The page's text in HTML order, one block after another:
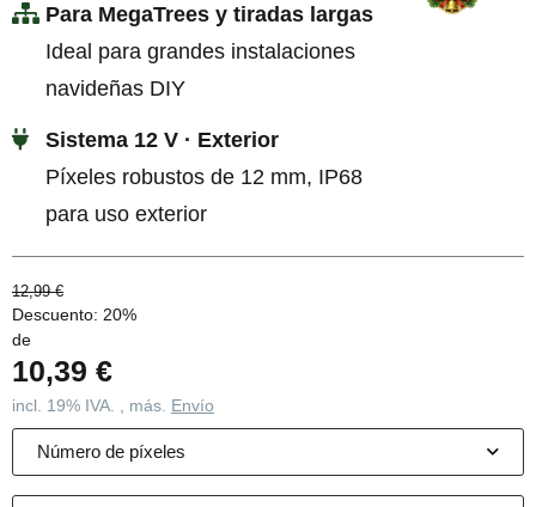
Para MegaTrees y tiradas largas
Ideal para grandes instalaciones
navideñas DIY
Sistema 12 V · Exterior
Píxeles robustos de 12 mm, IP68
para uso exterior
12,99 €
Descuento: 20%
de
10,39 €
incl. 19% IVA. , más. Envío
Número de píxeles